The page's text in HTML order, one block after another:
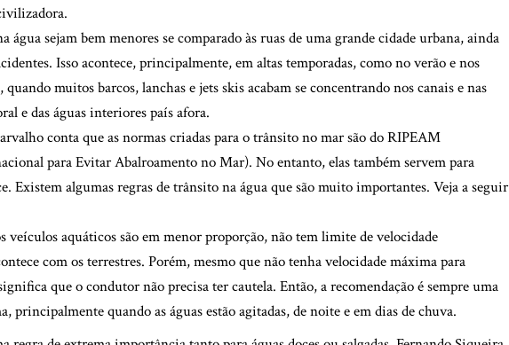
água sejam bem menores se comparado às ruas de uma grande cidade urbana, ainda
Isso acontece, principalmente, em altas temporadas, como no verão e nos
muitos barcos, lanchas e jets skis acabam se concentrando nos canais e nas
e das águas interiores país afora.
conta que as normas criadas para o trânsito no mar são do RIPEAM
para Evitar Abalroamento no Mar). No entanto, elas também servem para
Existem algumas regras de trânsito na água que são muito importantes. Veja a seguir
veículos aquáticos são em menor proporção, não tem limite de velocidade
com os terrestres. Porém, mesmo que não tenha velocidade máxima para
que o condutor não precisa ter cautela. Então, a recomendação é sempre uma
principalmente quando as águas estão agitadas, de noite e em dias de chuva.